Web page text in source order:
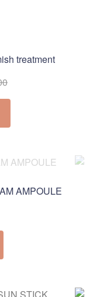
treatment
AMPOULE